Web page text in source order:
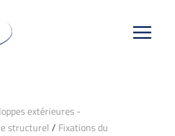
extérieures -
structurel / Fixations du